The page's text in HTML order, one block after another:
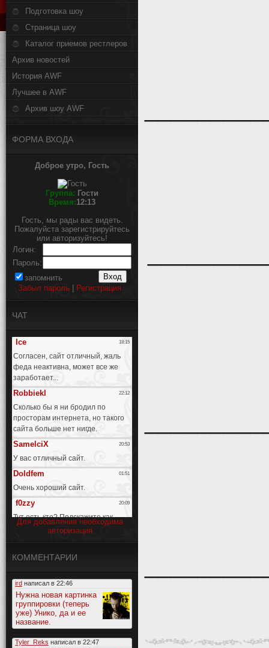
Подготовка шоу
Страница шоу
Каталог приемов рестлеров
Архив новостей
История AWF
Лучшее в AWF
Архив шоу AWF
ФОРМА ВХОДА
Доброе утро, Гость
Группа: Гости
Время:12:13
Гость, мы рады вас видеть.
Пожалуйста зарегистрируйтесь
или авторизуйтесь!
Логин:
Пароль:
запомнить
Забыл пароль
Регистрация
ЧАТ
Для добавления необходима
авторизация
КОММЕНТАРИИ
ird написал в 22:46
Нужна новая картинка
группировки (теперь
уже) Унико, да и ее
название.
Tyler_Reks написал в 22:47